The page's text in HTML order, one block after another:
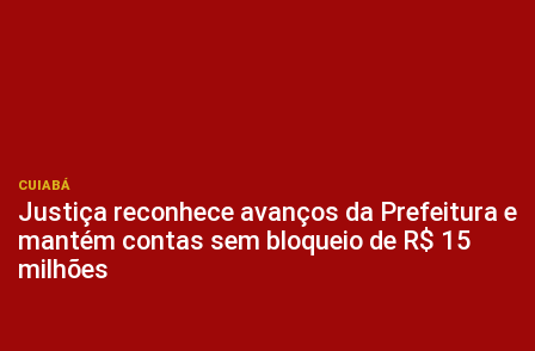
CUIABÁ
Justiça reconhece avanços da Prefeitura e
mantém contas sem bloqueio de R$ 15
milhões